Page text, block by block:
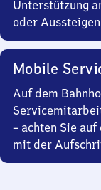
Unterstützung
oder Aussteigen
Mobile
Auf dem
– achten Sie
mit der